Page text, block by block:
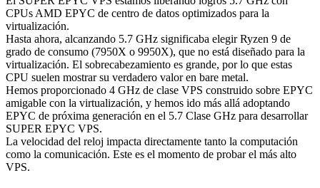
CPUs AMD EPYC de centro de datos optimizados para la
virtualización.
Hasta ahora, alcanzando 5.7 GHz significaba elegir Ryzen 9 de
grado de consumo (7950X o 9950X), que no está diseñado para la
virtualización. El sobrecabezamiento es grande, por lo que estas
CPU suelen mostrar su verdadero valor en bare metal.
Hemos proporcionado 4 GHz de clase VPS construido sobre EPYC
amigable con la virtualización, y hemos ido más allá adoptando
EPYC de próxima generación en el 5.7 Clase GHz para desarrollar
SUPER EPYC VPS.
La velocidad del reloj impacta directamente tanto la computación
como la comunicación. Este es el momento de probar el más alto
VPS.